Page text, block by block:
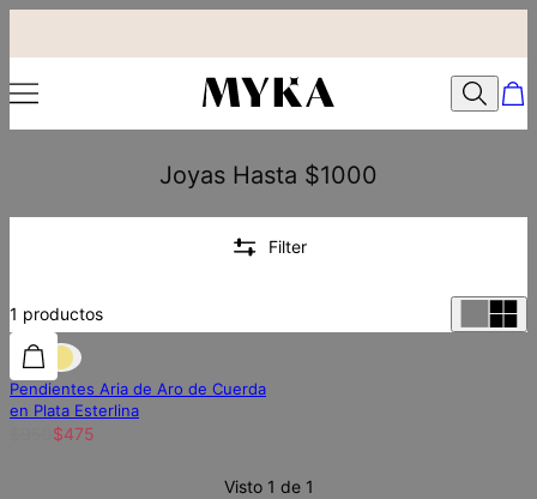
Joyas Hasta $1000
Filter
1 productos
50% de descuento
Pendientes Aria de Aro de Cuerda
en Plata Esterlina
$475
Visto 1 de 1